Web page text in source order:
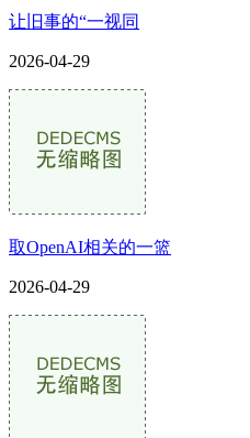
让旧事的“一视同
2026-04-29
取OpenAI相关的一篮
2026-04-29